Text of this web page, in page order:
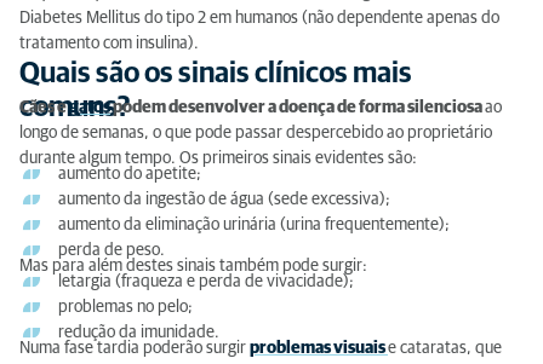
Como tratar a diabetes?
Diabetes Mellitus do tipo 2 em humanos (não dependente apenas do
tratamento com insulina).
Quais são os sinais clínicos mais
comuns?
Cães egatospodem desenvolver a doença de forma silenciosaao
longo de semanas, o que pode passar despercebido ao proprietário
durante algum tempo. Os primeiros sinais evidentes são:
aumento do apetite;
aumento da ingestão de água (sede excessiva);
aumento da eliminação urinária (urina frequentemente);
perda de peso.
Mas para além destes sinais também pode surgir:
letargia (fraqueza e perda de vivacidade);
problemas no pelo;
redução da imunidade.
Numa fase tardia poderão surgir problemas visuaise cataratas, que